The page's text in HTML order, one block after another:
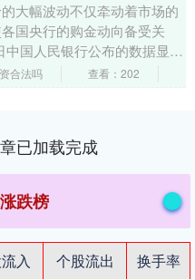
大幅波动不仅牵动着市场的
国央行的购金动向备受关
中国人民银行公布的数据显
连续17个月增持黄金。世界
合法吗 查看：202
已加载完成
跌榜
入 个股流出
换手率